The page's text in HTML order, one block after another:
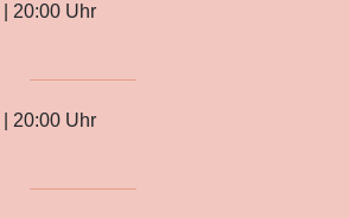
20:00 Uhr
20:00 Uhr